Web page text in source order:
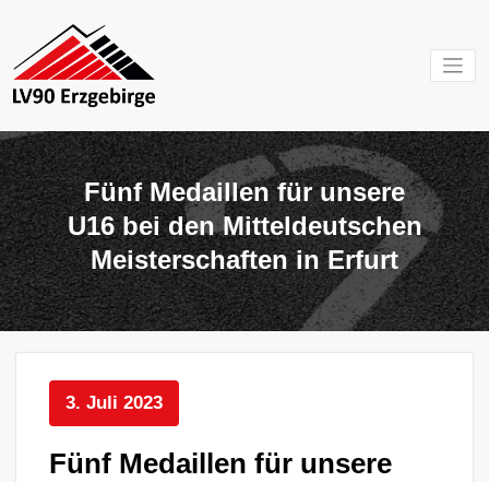
springen
e.V.
Mein Verein im
Fünf Medaillen für unsere
U16 bei den Mitteldeutschen
Meisterschaften in Erfurt
3. Juli 2023
Fünf Medaillen für unsere